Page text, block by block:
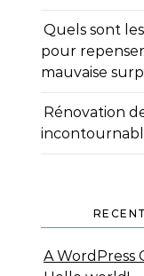
Quels sont
pour
mauvaise
Rénovation
A WordPress